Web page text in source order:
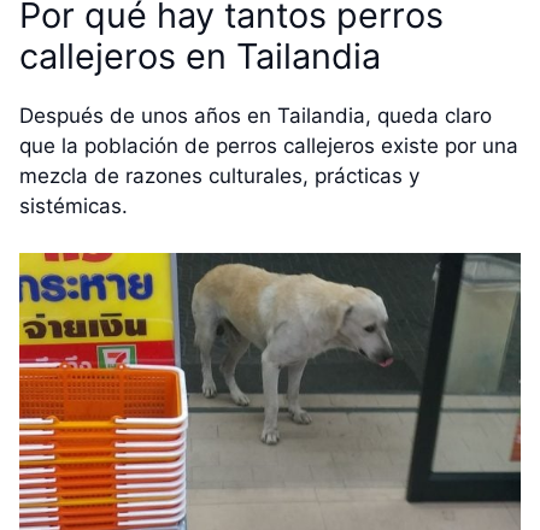
Por qué hay tantos perros
callejeros en Tailandia
Después de unos años en Tailandia, queda claro
que la población de perros callejeros existe por una
mezcla de razones culturales, prácticas y
sistémicas.